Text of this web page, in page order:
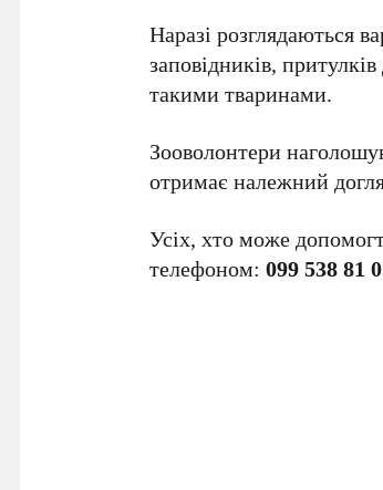
Наразі розглядаються
заповідників,
такими тваринами.
Зооволонтери
отримає належний
Усіх, хто може
телефоном: 099 538 81